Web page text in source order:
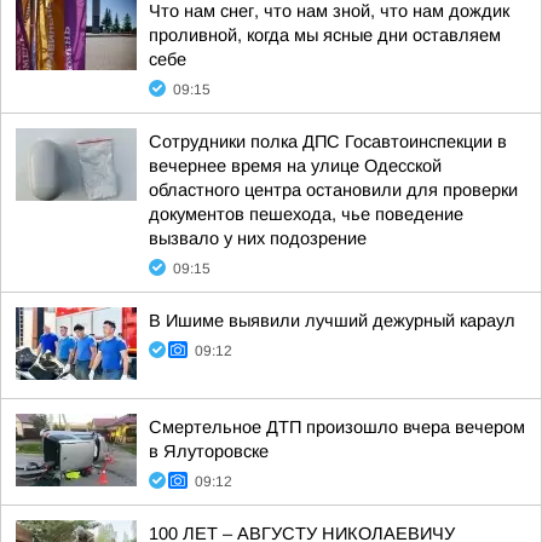
Что нам снег, что нам зной, что нам дождик
проливной, когда мы ясные дни оставляем
себе
09:15
Сотрудники полка ДПС Госавтоинспекции в
вечернее время на улице Одесской
областного центра остановили для проверки
документов пешехода, чье поведение
вызвало у них подозрение
09:15
В Ишиме выявили лучший дежурный караул
09:12
Смертельное ДТП произошло вчера вечером
в Ялуторовске
09:12
100 ЛЕТ – АВГУСТУ НИКОЛАЕВИЧУ